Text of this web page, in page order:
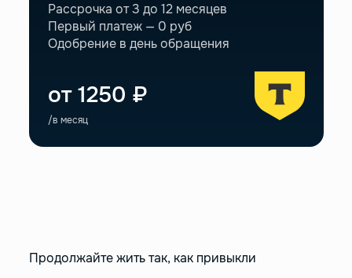
Рассрочка от 3 до 12 месяцев
Первый платеж — 0 руб
Одобрение в день обращения
от 1250 ₽
/в месяц
Продолжайте жить так, как привыкли